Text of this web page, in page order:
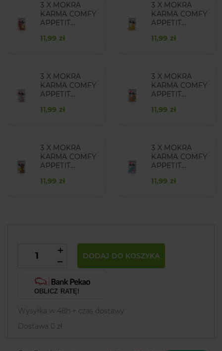
3 X MOKRA
KARMA COMFY
APPETIT...
11,99 zł
3 X MOKRA
KARMA COMFY
APPETIT...
11,99 zł
3 X MOKRA
KARMA COMFY
APPETIT...
11,99 zł
3 X MOKRA
KARMA COMFY
APPETIT...
11,99 zł
3 X MOKRA
KARMA COMFY
APPETIT...
11,99 zł
3 X MOKRA
KARMA COMFY
APPETIT...
11,99 zł
DODAJ DO KOSZYKA
OBLICZ RATĘ!
Wysyłka w 48h + czas dostawy
Dostawa 0 zł